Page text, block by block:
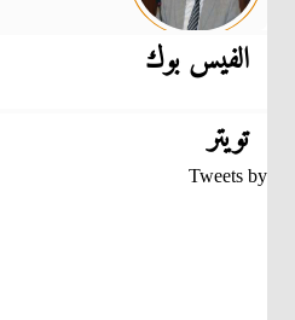
الفيس بوك
تويتر
Tweets by